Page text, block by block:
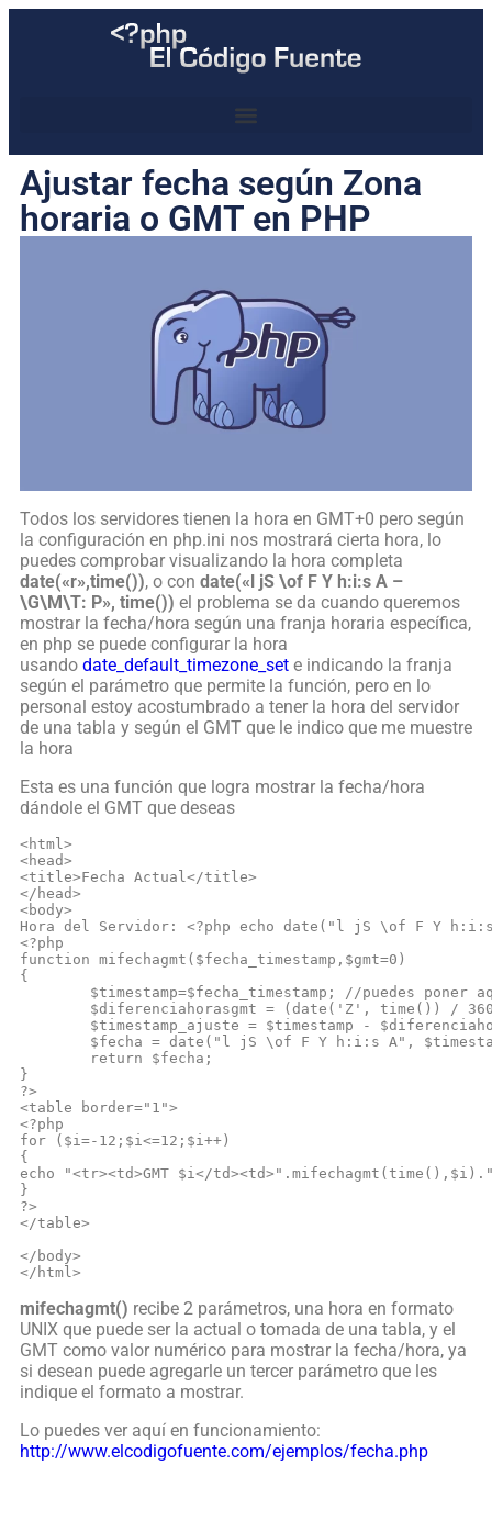
Ajustar fecha según Zona
horaria o GMT en PHP
Todos los servidores tienen la hora en GMT+0 pero según
la configuración en php.ini nos mostrará cierta hora, lo
puedes comprobar visualizando la hora completa
date(«r»,time()), o con date(«l jS \of F Y h:i:s A –
\G\M\T: P», time()) el problema se da cuando queremos
mostrar la fecha/hora según una franja horaria específica,
en php se puede configurar la hora
usando date_default_timezone_set e indicando la franja
según el parámetro que permite la función, pero en lo
personal estoy acostumbrado a tener la hora del servidor
de una tabla y según el GMT que le indico que me muestre
la hora
Esta es una función que logra mostrar la fecha/hora
dándole el GMT que deseas
<html>
<head>
<title>Fecha Actual</title>
</head>
<body>
Hora del Servidor: <?php echo date("l jS \of F Y
<?php
function mifechagmt($fecha_timestamp,$gmt=0)
{
}
?>
<table border="1">
<?php
for ($i=-12;$i<=12;$i++)
{
echo "<tr><td>GMT $i</
}
?>
</table>
</body>
</html>
mifechagmt() recibe 2 parámetros, una hora en formato
UNIX que puede ser la actual o tomada de una tabla, y el
GMT como valor numérico para mostrar la fecha/hora, ya
si desean puede agregarle un tercer parámetro que les
indique el formato a mostrar.
Lo puedes ver aquí en funcionamiento:
http://www.elcodigofuente.com/ejemplos/fecha.php